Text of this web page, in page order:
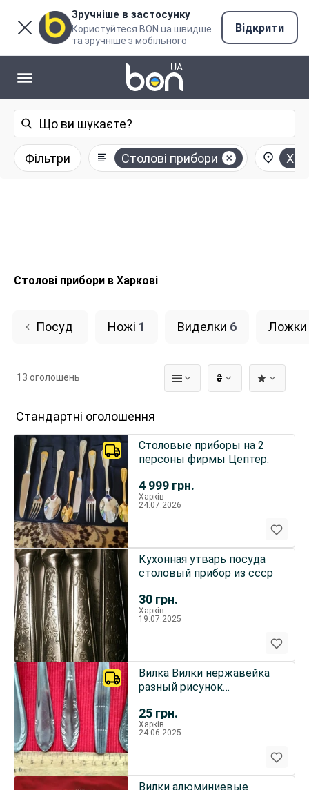
Зручніше в застосунку
Користуйтеся BON.ua швидше
та зручніше з мобільного
Відкрити
Фільтри Столові прибори
Столові прибори в Харкові
Посуд Ножі 1 Виделки 6 Ложки
₴
13 оголошень
Стандартні оголошення
4 999 грн.
Столовые приборы на 2
персоны фирмы Цептер.
Харків
24.07.2026
30 грн.
Кухонная утварь посуда
столовый прибор из ссср
Харків
19.07.2025
25 грн.
Вилка Вилки нержавейка
разный рисунок
Харків
24.06.2025
Вилки алюминиевые